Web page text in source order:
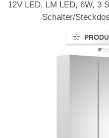
12V LED, LM LED, 6W, 3
Schalter/